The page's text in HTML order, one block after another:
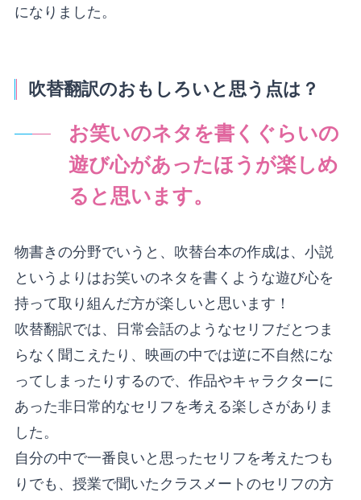
になりました。
吹替翻訳のおもしろいと思う点は？
お笑いのネタを書くぐらいの
遊び心があったほうが楽しめ
ると思います。
物書きの分野でいうと、吹替台本の作成は、小説
というよりはお笑いのネタを書くような遊び心を
持って取り組んだ方が楽しいと思います！
吹替翻訳では、日常会話のようなセリフだとつま
らなく聞こえたり、映画の中では逆に不自然にな
ってしまったりするので、作品やキャラクターに
あった非日常的なセリフを考える楽しさがありま
した。
自分の中で一番良いと思ったセリフを考えたつも
りでも、授業で聞いたクラスメートのセリフの方